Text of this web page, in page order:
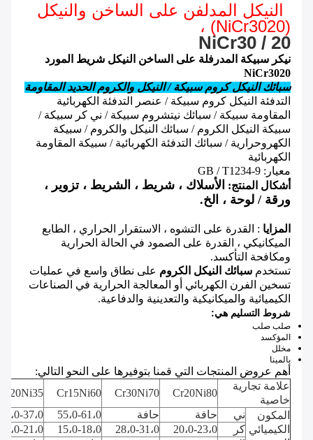
النيكل المدلفن على الساخن والنيكل
(NiCr3020) ،
NiCr30 / 20
نيكر سبيكة المدرفلة على الساخن النيكل شريط المورد
NiCr3020
سبائك النيكل كروم سبيكة / النيكل والكروم الحديد المقاومة
التدفئة النيكل كروم سبيكة / عنصر التدفئة الكهربائية
المقاومة سبيكة / سبائك نيتشروم سبيكة / ني كر سبيكة /
سبيكة النيكل الكروم / سبائك النيكل والكروم / سبيكة
الكهروحرارية / سبائك التدفئة الكهربائية / سبيكة المقاومة
الكهربائية
معيار: GB / T1234-9
أشكال المنتج: الأسلاك ، شريط ، الشريط ، تزوير ،
ورقة / لوحة ، الخ.
المزايا : القدرة على التشوه ، الاستقرار الحراري ، الطابع
الميكانيكي ، القدرة على الصمود في الحالة الحرارية
ومكافحة التأكسد.
تستخدم سبائك النيكل الكروم على نطاق واسع في عمليات
تسخين الفرن الكهربائي أو المعالجة الحرارية في الصناعات
الكيميائية والميكانيكية والتعدينية والدفاعية.
شروط التسليم هي:
صلب صلب
المؤكسد
مخلل
بالمينا
أهم عروض المنتجات التي قمنا بتوفيرها على النحو التالي:
علامة تجارية
خاصية
Cr20Ni80
Cr30Ni70
Cr15Ni60
المكون
الكيميائي
ني حافة حافة 55،0-61،0
34،0-37،0
كر
20،0-23،0 28،0-31،0 15،0-18،0
18،0-21،0